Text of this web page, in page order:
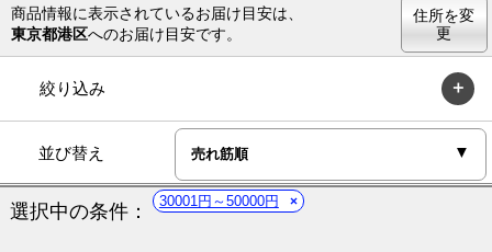
商品情報に表示されているお届け目安は、
東京都港区へのお届け目安です。
住所を変
更
絞り込み
並び替え
選択中の条件： 30001円～50000円